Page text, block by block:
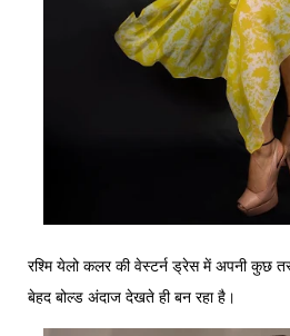
रश्मि येलो कलर की वेस्टर्न ड्रेस में अपनी कुछ
बेहद बोल्ड अंदाज देखते ही बन रहा है।